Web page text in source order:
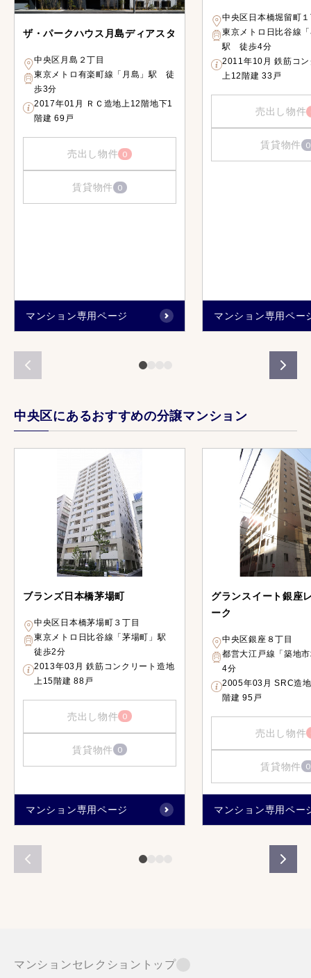
ザ・パークハウス月島ディアスタ
中央区月島２丁目
東京メトロ有楽町線「月島」駅 徒
歩3分
2017年01月 ＲＣ造地上12階地下1
階建 69戸
売出し物件 0
賃貸物件 0
マンション専用ページ
中央区日本橋堀留町
東京メトロ日比谷線
駅 徒歩4分
2011年10月 鉄筋コ
上12階建 33戸
売出し物件
賃貸物件 0
マンション専用ペー
中央区にあるおすすめの分譲マンション
ブランズ日本橋茅場町
中央区日本橋茅場町３丁目
東京メトロ日比谷線「茅場町」駅
徒歩2分
2013年03月 鉄筋コンクリート造地
上15階建 88戸
売出し物件 0
賃貸物件 0
マンション専用ページ
グランスイート銀座
ーク
中央区銀座８丁目
都営大江戸線「築地
4分
2005年03月 SRC造
階建 95戸
売出し物件
賃貸物件 0
マンション専用ペー
マンションセレクショントップ